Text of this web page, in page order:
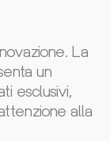
La
un
esclusivi,
alla